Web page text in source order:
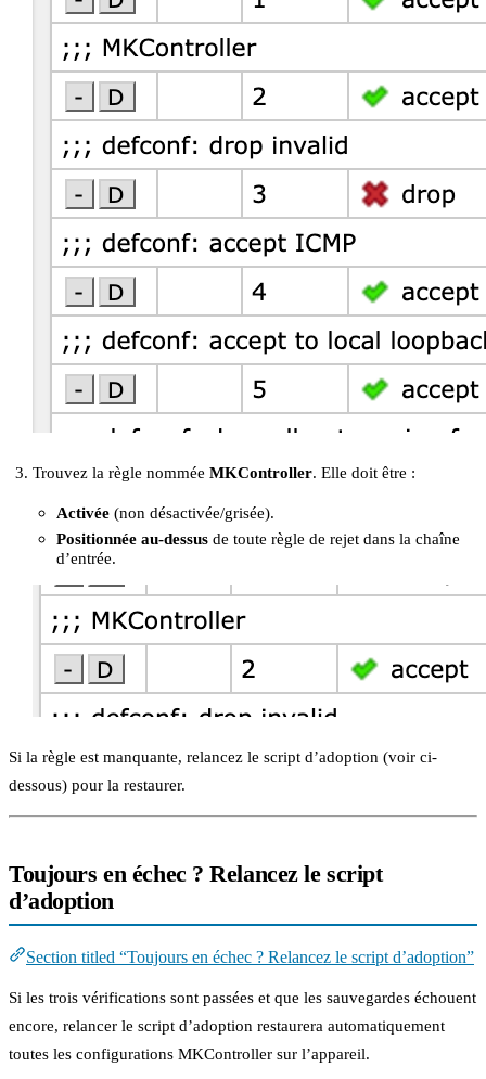
Trouvez la règle nomméeMKController. Elle doit être :
Activée(non désactivée/grisée).
Positionnée au-dessusde toute règle de rejet dans la chaîne
d’entrée.
Si la règle est manquante, relancez le script d’adoption (voir ci-
dessous) pour la restaurer.
Toujours en échec ? Relancez le script
d’adoption
Section titled “Toujours en échec ? Relancez le script d’adoption”
Si les trois vérifications sont passées et que les sauvegardes échouent
encore, relancer le script d’adoption restaurera automatiquement
toutes les configurations MKController sur l’appareil.